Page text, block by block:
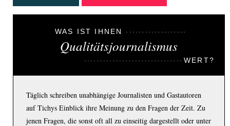
WAS IST IHNEN
Qualitätsjournalismus
WERT?
Täglich schreiben unabhängige Journalisten und Gastautoren
auf Tichys Einblick ihre Meinung zu den Fragen der Zeit. Zu
jenen Fragen, die sonst oft all zu einseitig dargestellt oder unter